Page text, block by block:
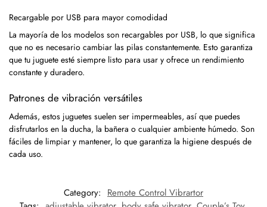
Recargable por USB para mayor comodidad
La mayoría de los modelos son recargables por USB, lo que significa
que no es necesario cambiar las pilas constantemente. Esto garantiza
que tu juguete esté siempre listo para usar y ofrece un rendimiento
constante y duradero.
Patrones de vibración versátiles
Además, estos juguetes suelen ser impermeables, así que puedes
disfrutarlos en la ducha, la bañera o cualquier ambiente húmedo. Son
fáciles de limpiar y mantener, lo que garantiza la higiene después de
cada uso.
Category: Remote Control Vibrartor